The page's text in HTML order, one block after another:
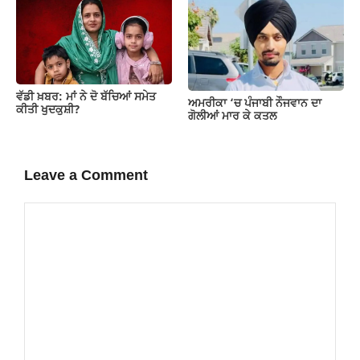
ਵੱਡੀ ਖ਼ਬਰ: ਮਾਂ ਨੇ ਦੋ ਬੱਚਿਆਂ ਸਮੇਤ
ਕੀਤੀ ਖੁਦਕੁਸ਼ੀ?
ਅਮਰੀਕਾ ‘ਚ ਪੰਜਾਬੀ ਨੌਜਵਾਨ ਦਾ
ਗੋਲੀਆਂ ਮਾਰ ਕੇ ਕਤਲ
Leave a Comment